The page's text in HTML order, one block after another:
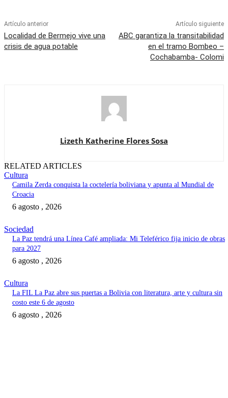
Artículo anterior
Localidad de Bermejo vive una
crisis de agua potable
Artículo siguiente
ABC garantiza la transitabilidad
en el tramo Bombeo –
Cochabamba- Colomi
Lizeth Katherine Flores Sosa
RELATED ARTICLES
Cultura
Camila Zerda conquista la coctelería boliviana y apunta al Mundial de
Croacia
6 agosto , 2026
Sociedad
La Paz tendrá una Línea Café ampliada: Mi Teleférico fija inicio de obras
para 2027
6 agosto , 2026
Cultura
La FIL La Paz abre sus puertas a Bolivia con literatura, arte y cultura sin
costo este 6 de agosto
6 agosto , 2026